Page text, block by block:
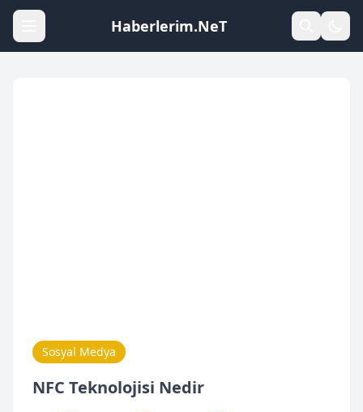
Haberlerim.NeT
Sosyal Medya
NFC Teknolojisi Nedir